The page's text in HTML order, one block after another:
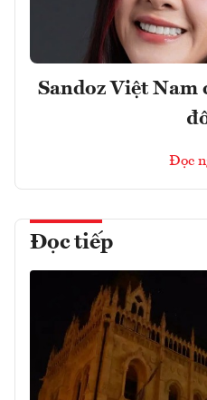
Sandoz Việt Nam
Đọc
Đọc tiếp